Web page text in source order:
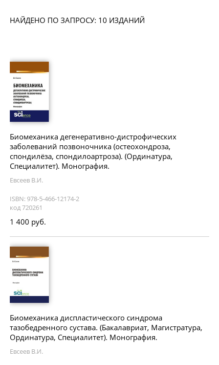
НАЙДЕНО ПО ЗАПРОСУ: 10 ИЗДАНИЙ
Биомеханика дегенеративно-дистрофических
заболеваний позвоночника (остеохондроза,
спондилёза, спондилоартроза). (Ординатура,
Специалитет). Монография.
Евсеев В.И.
ISBN: 978-5-466-12174-2
код 720261
1 400 руб.
Биомеханика диспластического синдрома
тазобедренного сустава. (Бакалавриат, Магистратура,
Ординатура, Специалитет). Монография.
Евсеев В.И.